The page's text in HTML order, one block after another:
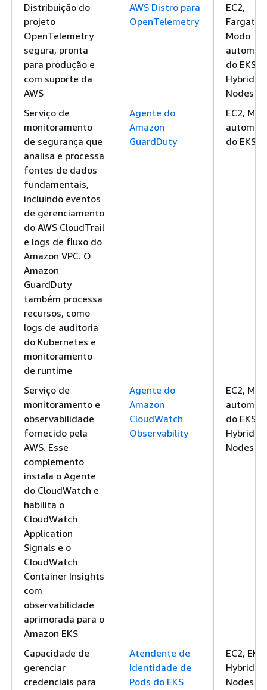
Distribuição do
projeto
OpenTelemetry
segura, pronta
para produção e
com suporte da
AWS
AWS Distro para
OpenTelemetry
EC2,
Fargate,
Modo
do EKS,
Hybrid
Nodes
Serviço de
monitoramento
de segurança que
analisa e processa
fontes de dados
fundamentais,
incluindo eventos
de gerenciamento
do AWS CloudTrail
e logs de fluxo do
Amazon VPC. O
Amazon
GuardDuty
também processa
recursos, como
logs de auditoria
do Kubernetes e
monitoramento
de runtime
Agente do
Amazon
GuardDuty
EC2,
do EKS
Serviço de
monitoramento e
observabilidade
fornecido pela
AWS. Esse
complemento
instala o Agente
do CloudWatch e
habilita o
CloudWatch
Application
Signals e o
CloudWatch
Container Insights
com
observabilidade
aprimorada para o
Amazon EKS
Agente do
Amazon
CloudWatch
Observability
EC2,
do EKS,
Hybrid
Nodes
Capacidade de
gerenciar
credenciais para
Atendente de
Identidade de
Pods do EKS
EC2, EKS
Hybrid
Nodes